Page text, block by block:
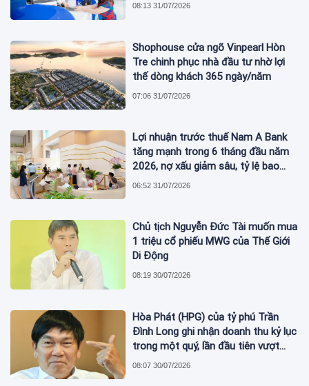
08:13 31/07/2026
Shophouse cửa ngõ Vinpearl Hòn
Tre chinh phục nhà đầu tư nhờ lợi
thế dòng khách 365 ngày/năm
07:06 31/07/2026
Lợi nhuận trước thuế Nam A Bank
tăng mạnh trong 6 tháng đầu năm
2026, nợ xấu giảm sâu, tỷ lệ bao
phủ nợ xấu tăng vượt trội
06:52 31/07/2026
Chủ tịch Nguyễn Đức Tài muốn mua
1 triệu cổ phiếu MWG của Thế Giới
Di Động
08:19 30/07/2026
Hòa Phát (HPG) của tỷ phú Trần
Đình Long ghi nhận doanh thu kỷ lục
trong một quý, lần đầu tiên vượt
mức 2 tỷ USD
08:07 30/07/2026